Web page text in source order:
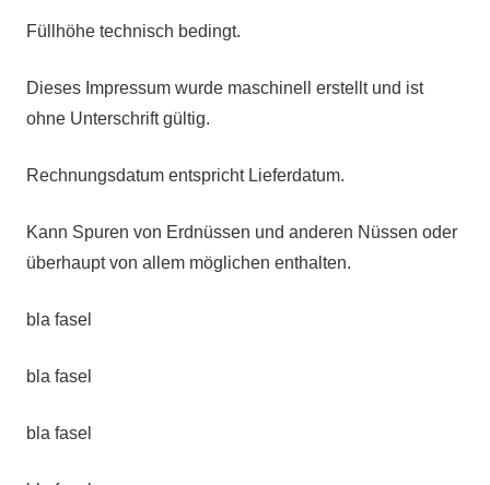
Füllhöhe technisch bedingt.
Dieses Impressum wurde maschinell erstellt und ist
ohne Unterschrift gültig.
Rechnungsdatum entspricht Lieferdatum.
Kann Spuren von Erdnüssen und anderen Nüssen oder
überhaupt von allem möglichen enthalten.
bla fasel
bla fasel
bla fasel